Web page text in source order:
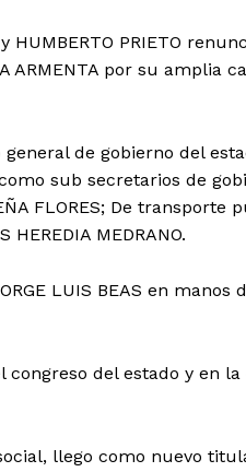
PRIETO
ARMENTA por su amplia
general de gobierno del
sub secretarios de
FLORES; De transporte
MEDRANO.
LUIS BEAS en manos
congreso del estado y en
llego como nuevo